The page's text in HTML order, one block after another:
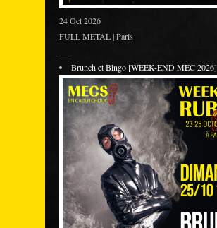
24 Oct 2026
FULL METAL | Paris
Brunch et Bingo [WEEK-END MEC 2026]